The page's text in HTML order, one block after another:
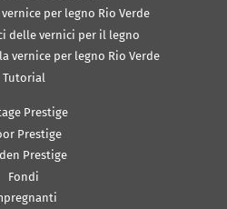
per legno Rio Verde
delle vernici per il legno
vernice per legno Rio Verde
Tutorial
Prestige
Prestige
Prestige
Fondi